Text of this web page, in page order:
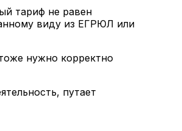
тариф не равен
виду из ЕГРЮЛ или
нужно корректно
путает